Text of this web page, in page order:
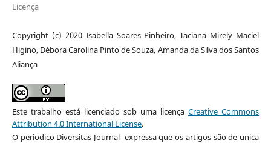
Licença
Copyright (c) 2020 Isabella Soares Pinheiro, Taciana Mirely Maciel
Higino, Débora Carolina Pinto de Souza, Amanda da Silva dos Santos
Aliança
Este trabalho está licenciado sob uma licençaCreative Commons
Attribution 4.0 International License.
O periodico Diversitas Journal expressa que os artigos são de unica